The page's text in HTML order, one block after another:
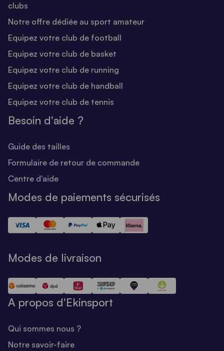
clubs
Notre offre dédiée au sport amateur
Equipez votre club de football
Equipez votre club de basket
Equipez votre club de running
Equipez votre club de handball
Equipez votre club de tennis
Besoin d'aide ?
Guide des tailles
Formulaire de retour de commande
Centre d'aide
Modes de paiements sécurisés
Modes de livraison
A propos d'Ekinsport
Qui sommes nous ?
Notre savoir-faire